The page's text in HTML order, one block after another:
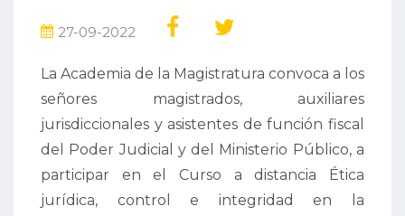
27-09-2022
La Academia de la Magistratura convoca a los
señores magistrados, auxiliares
jurisdiccionales y asistentes de función fiscal
del Poder Judicial y del Ministerio Público, a
participar en el Curso a distancia Ética
jurídica, control e integridad en la